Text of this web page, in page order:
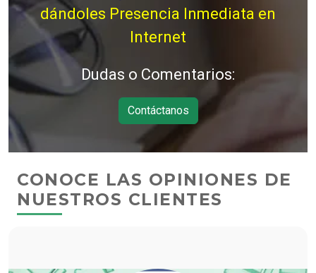
dándoles Presencia Inmediata en
Internet
Dudas o Comentarios:
Contáctanos
CONOCE LAS OPINIONES DE
NUESTROS CLIENTES